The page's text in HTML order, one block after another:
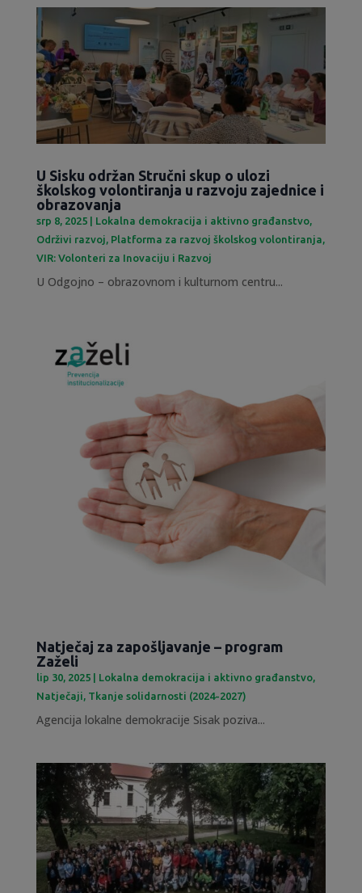
U Sisku održan Stručni skup o ulozi
školskog volontiranja u razvoju zajednice i
obrazovanja
srp 8, 2025| Lokalna demokracija i aktivno građanstvo,
Održivi razvoj, Platforma za razvoj školskog volontiranja,
VIR: Volonteri za Inovaciju i Razvoj
U Odgojno – obrazovnom i kulturnom centru...
Natječaj za zapošljavanje – program
Zaželi
lip 30, 2025| Lokalna demokracija i aktivno građanstvo,
Natječaji, Tkanje solidarnosti (2024-2027)
Agencija lokalne demokracije Sisak poziva...